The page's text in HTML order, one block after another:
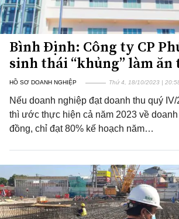
Bình Định: Công ty CP
sinh thái “khủng” làm ăn
HỒ SƠ DOANH NGHIỆP Thứ 4, 18/10/2023 |
Nếu doanh nghiệp đạt doanh thu quý
thì ước thực hiện cả năm 2023 về
đồng, chỉ đạt 80% kế hoạch năm…